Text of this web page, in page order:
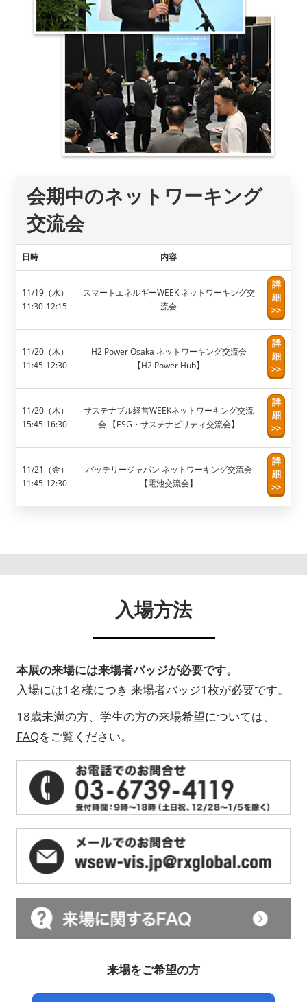
会期中のネットワーキング
交流会
日時 内容
11/19（水）
11:30-12:15
スマートエネルギーWEEK ネットワーキング交
流会
詳
細
>>
11/20（木）
11:45-12:30
H2 Power Osaka ネットワーキング交流会
【H2 Power Hub】
詳
細
>>
11/20（木）
15:45-16:30
サステナブル経営WEEKネットワーキング交流
会 【ESG・サステナビリティ交流会】
詳
細
>>
11/21（金）
11:45-12:30
バッテリージャパン ネットワーキング交流会
【電池交流会】
詳
細
>>
入場方法
本展の来場には来場者バッジが必要です。
入場には1名様につき 来場者バッジ1枚が必要です。
18歳未満の方、学生の方の来場希望については、
FAQをご覧ください。
来場をご希望の方